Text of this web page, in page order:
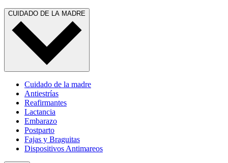
CUIDADO DE LA MADRE
Cuidado de la madre
Antiestrías
Reafirmantes
Lactancia
Embarazo
Postparto
Fajas y Braguitas
Dispositivos Antimareos